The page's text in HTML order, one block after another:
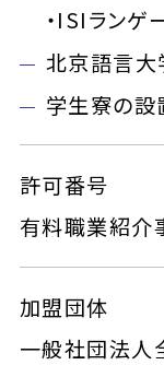
・ISIランゲ
北京語言大
学生寮の設
許可番号
有料職業紹
加盟団体
一般社団法人